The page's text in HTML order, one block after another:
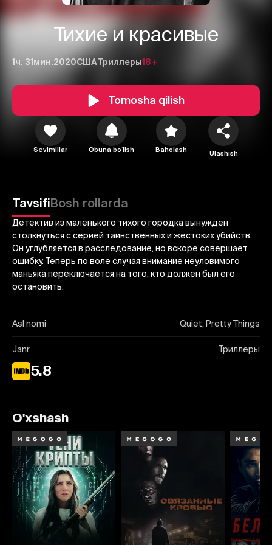
Тихие и красивые
1ч. 31мин.2020СШАТриллеры18+
Tomosha qilish
Sevimlilar Obuna boʻlish Baholash Ulashish
TavsifiBosh rollarda
Детектив из маленького тихого городка вынужден
столкнуться с серией таинственных и жестоких убийств.
Он углубляется в расследование, но вскоре совершает
ошибку. Теперь по воле случая внимание неуловимого
маньяка переключается на того, кто должен был его
остановить.
Asl nomi Quiet, Pretty Things
Janr Триллеры
5.8
1 2
Yuborish
O'xshash